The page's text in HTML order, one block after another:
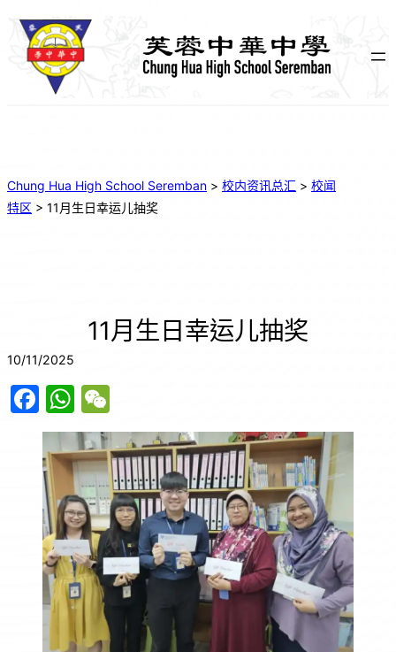
Chung Hua High School Seremban > 校内资讯总汇 > 校闻
特区 > 11月生日幸运儿抽奖
11月生日幸运儿抽奖
10/11/2025
F
a
c
e
b
o
o
k
W
h
at
s
A
p
p
e
C
h
at